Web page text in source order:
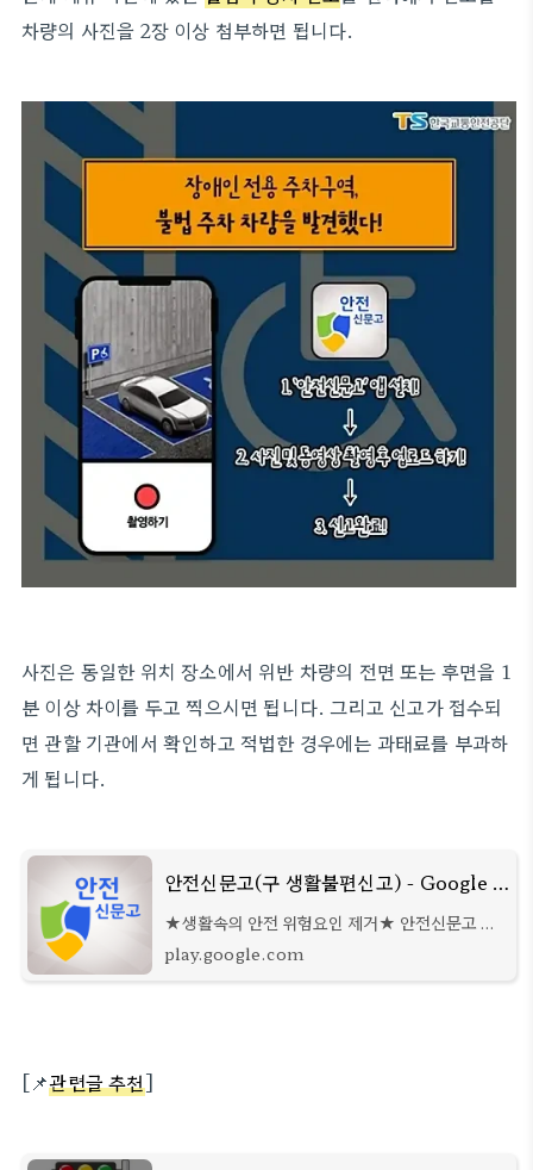
차량의 사진을 2장 이상 첨부하면 됩니다.
사진은 동일한 위치 장소에서 위반 차량의 전면 또는 후면을 1
분 이상 차이를 두고 찍으시면 됩니다. 그리고 신고가 접수되
면 관할 기관에서 확인하고 적법한 경우에는 과태료를 부과하
게 됩니다.
안전신문고(구 생활불편신고) - Google Play 앱
★생활속의 안전 위험요인 제거★ 안전신문고 앱
으로 언제 어디서나 간편하게 신고하세요! 2020
년 12월 생활불편신고가 안전신문고로 통합됩니
play.google.com
[📌관련글 추천]